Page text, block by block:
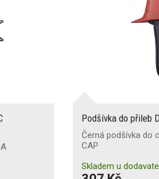
Podšívka do přileb
Černá podšívka do
CAP
Skladem u